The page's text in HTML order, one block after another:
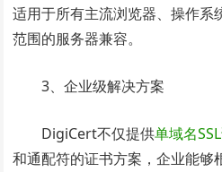
适用于所有主流浏览器、操作系
范围的服务器兼容。
3、企业级解决方案
DigiCert不仅提供单域名
和通配符的证书方案，企业能够